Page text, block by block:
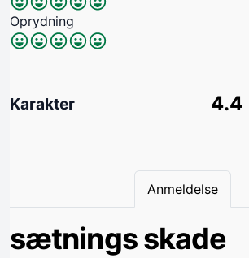
Oprydning
Karakter 4.4
Anmeldelse
sætnings skade